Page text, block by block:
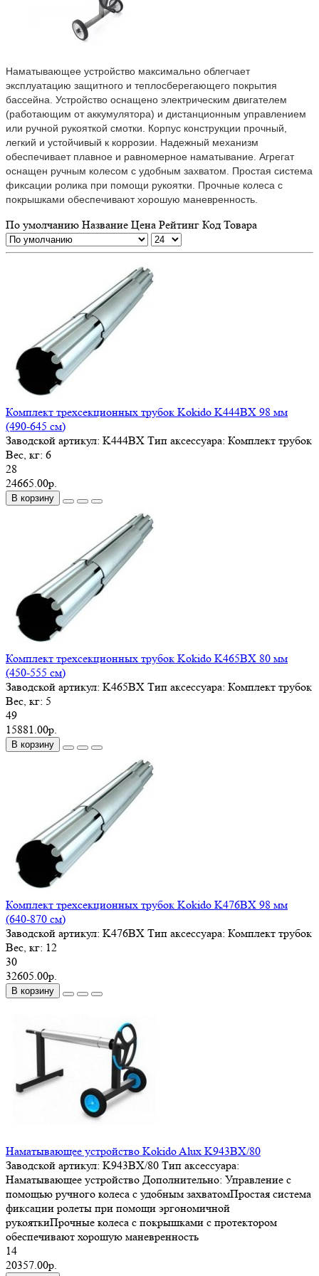
Наматывающее устройство максимально облегчает
эксплуатацию защитного и теплосберегающего покрытия
бассейна. Устройство оснащено электрическим двигателем
(работающим от аккумулятора) и дистанционным управлением
или ручной рукояткой смотки. Корпус конструкции прочный,
легкий и устойчивый к коррозии. Надежный механизм
обеспечивает плавное и равномерное наматывание. Агрегат
оснащен ручным колесом с удобным захватом. Простая система
фиксации ролика при помощи рукоятки. Прочные колеса с
покрышками обеспечивают хорошую маневренность.
По умолчанию Название Цена Рейтинг Код Товара
Комплект трехсекционных трубок Kokido K444BX 98 мм
(490-645 см)
Заводской артикул: K444BX Тип аксессуара: Комплект трубок
Вес, кг: 6
28
24665.00р.
В корзину
Комплект трехсекционных трубок Kokido K465BX 80 мм
(450-555 см)
Заводской артикул: K465BX Тип аксессуара: Комплект трубок
Вес, кг: 5
49
15881.00р.
В корзину
Комплект трехсекционных трубок Kokido K476BX 98 мм
(640-870 см)
Заводской артикул: K476BX Тип аксессуара: Комплект трубок
Вес, кг: 12
30
32605.00р.
В корзину
Наматывающее устройство Kokido Alux K943BX/80
Заводской артикул: K943BX/80 Тип аксессуара:
Наматывающее устройство Дополнительно: Управление с
помощью ручного колеса с удобным захватомПростая система
фиксации ролеты при помощи эргономичной
рукояткиПрочные колеса с покрышками с протектором
обеспечивают хорошую маневренность
14
20357.00р.